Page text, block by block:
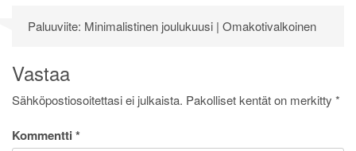
Paluuviite: Minimalistinen joulukuusi | Omakotivalkoinen
Vastaa
Sähköpostiosoitettasi ei julkaista. Pakolliset kentät on merkitty *
Kommentti *